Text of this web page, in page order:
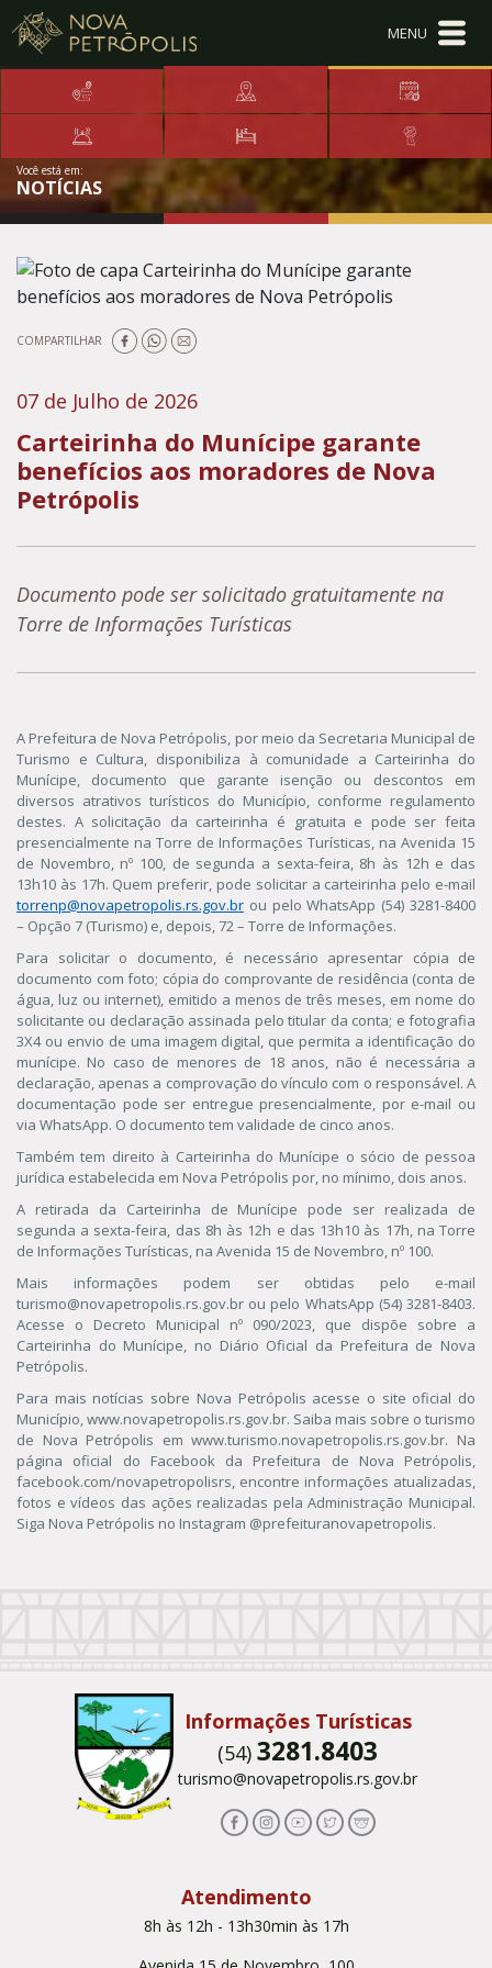
Ir para conteúdo principal
Conteúdo Menu
Conteúdo Principal
Você está em:
NOTÍCIAS
COMPARTILHAR
07 de Julho de 2026
Carteirinha do Munícipe garante
benefícios aos moradores de Nova
Petrópolis
Documento pode ser solicitado gratuitamente na
Torre de Informações Turísticas
A Prefeitura de Nova Petrópolis, por meio da Secretaria Municipal de
Turismo e Cultura, disponibiliza à comunidade a Carteirinha do
Munícipe, documento que garante isenção ou descontos em
diversos atrativos turísticos do Município, conforme regulamento
destes. A solicitação da carteirinha é gratuita e pode ser feita
presencialmente na Torre de Informações Turísticas, na Avenida 15
de Novembro, nº 100, de segunda a sexta-feira, 8h às 12h e das
13h10 às 17h. Quem preferir, pode solicitar a carteirinha pelo e-mail
torrenp@novapetropolis.rs.gov.br ou pelo WhatsApp (54) 3281-8400
– Opção 7 (Turismo) e, depois, 72 – Torre de Informações.
Para solicitar o documento, é necessário apresentar cópia de
documento com foto; cópia do comprovante de residência (conta de
água, luz ou internet), emitido a menos de três meses, em nome do
solicitante ou declaração assinada pelo titular da conta; e fotografia
3X4 ou envio de uma imagem digital, que permita a identificação do
munícipe. No caso de menores de 18 anos, não é necessária a
declaração, apenas a comprovação do vínculo com o responsável. A
documentação pode ser entregue presencialmente, por e-mail ou
via WhatsApp. O documento tem validade de cinco anos.
Também tem direito à Carteirinha do Munícipe o sócio de pessoa
jurídica estabelecida em Nova Petrópolis por, no mínimo, dois anos.
A retirada da Carteirinha de Munícipe pode ser realizada de
segunda a sexta-feira, das 8h às 12h e das 13h10 às 17h, na Torre
de Informações Turísticas, na Avenida 15 de Novembro, nº 100.
Mais informações podem ser obtidas pelo e-mail
turismo@novapetropolis.rs.gov.br ou pelo WhatsApp (54) 3281-8403.
Acesse o Decreto Municipal nº 090/2023, que dispõe sobre a
Carteirinha do Munícipe, no Diário Oficial da Prefeitura de Nova
Petrópolis.
Para mais notícias sobre Nova Petrópolis acesse o site oficial do
Município, www.novapetropolis.rs.gov.br. Saiba mais sobre o turismo
de Nova Petrópolis em www.turismo.novapetropolis.rs.gov.br. Na
página oficial do Facebook da Prefeitura de Nova Petrópolis,
facebook.com/novapetropolisrs, encontre informações atualizadas,
fotos e vídeos das ações realizadas pela Administração Municipal.
Siga Nova Petrópolis no Instagram @prefeituranovapetropolis.
Informações Turísticas
(54)3281.8403
turismo@novapetropolis.rs.gov.br
Atendimento
8h às 12h - 13h30min às 17h